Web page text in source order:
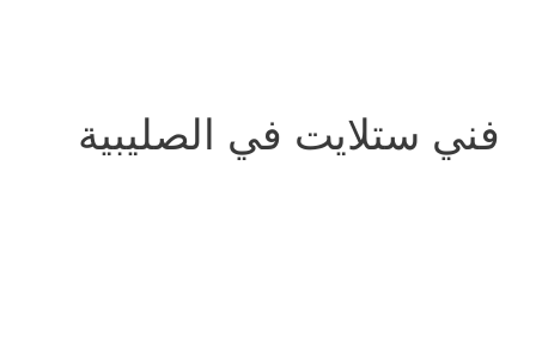
فني ستلايت في الصليبية